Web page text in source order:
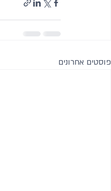
פוסטים אחרונים